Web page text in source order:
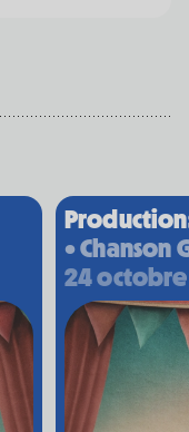
et
h 30
• Chanson
24